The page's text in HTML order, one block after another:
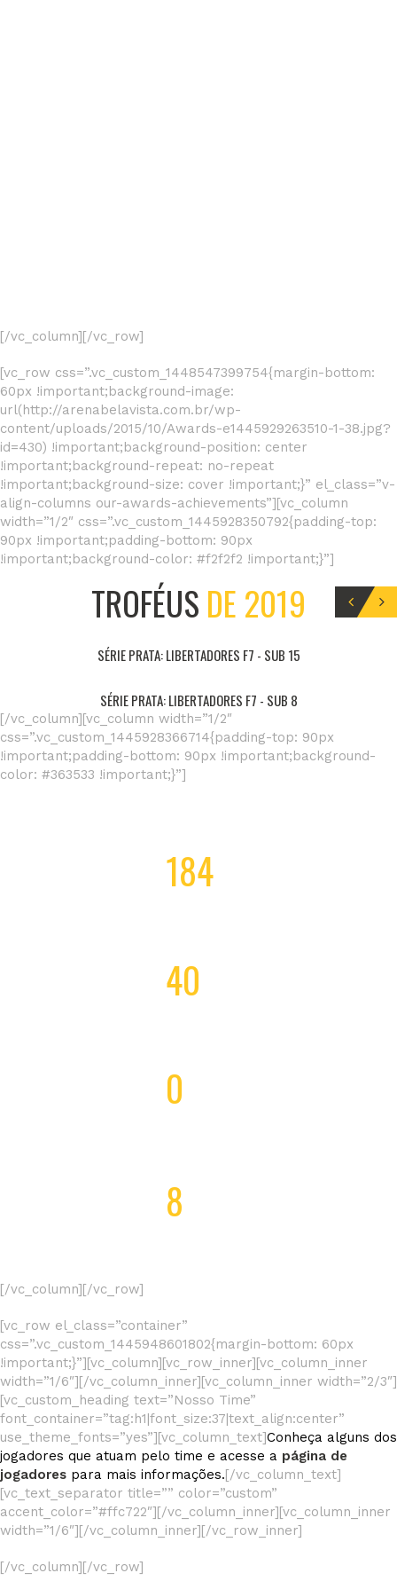
[/vc_column][/vc_row]
[vc_row css=”.vc_custom_1448547399754{margin-bottom:
60px !important;background-image:
url(http://arenabelavista.com.br/wp-
content/uploads/2015/10/Awards-e1445929263510-1-38.jpg?
id=430) !important;background-position: center
!important;background-repeat: no-repeat
!important;background-size: cover !important;}” el_class=”v-
align-columns our-awards-achievements”][vc_column
width=”1/2″ css=”.vc_custom_1445928350792{padding-top:
90px !important;padding-bottom: 90px
!important;background-color: #f2f2f2 !important;}”]
TROFÉUS DE 2019
SÉRIE PRATA: LIBERTADORES F7 - SUB 15
SÉRIE PRATA: LIBERTADORES F7 - SUB 8
[/vc_column][vc_column width=”1/2″
css=”.vc_custom_1445928366714{padding-top: 90px
!important;padding-bottom: 90px !important;background-
color: #363533 !important;}”]
184
40
0
8
[/vc_column][/vc_row]
[vc_row el_class=”container”
css=”.vc_custom_1445948601802{margin-bottom: 60px
!important;}”][vc_column][vc_row_inner][vc_column_inner
width=”1/6″][/vc_column_inner][vc_column_inner width=”2/3″]
[vc_custom_heading text=”Nosso Time”
font_container=”tag:h1|font_size:37|text_align:center”
use_theme_fonts=”yes”][vc_column_text]Conheça alguns dos
jogadores que atuam pelo time e acesse a página de
jogadores para mais informações.[/vc_column_text]
[vc_text_separator title=”” color=”custom”
accent_color=”#ffc722″][/vc_column_inner][vc_column_inner
width=”1/6″][/vc_column_inner][/vc_row_inner]
[/vc_column][/vc_row]